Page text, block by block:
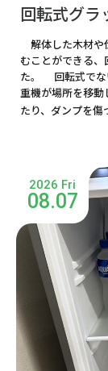
回転式グラ
解体した木材や
むことができる
た。 回転式でな
重機が場所を移動
たり、ダンプを傷
2026 Fri
08.07